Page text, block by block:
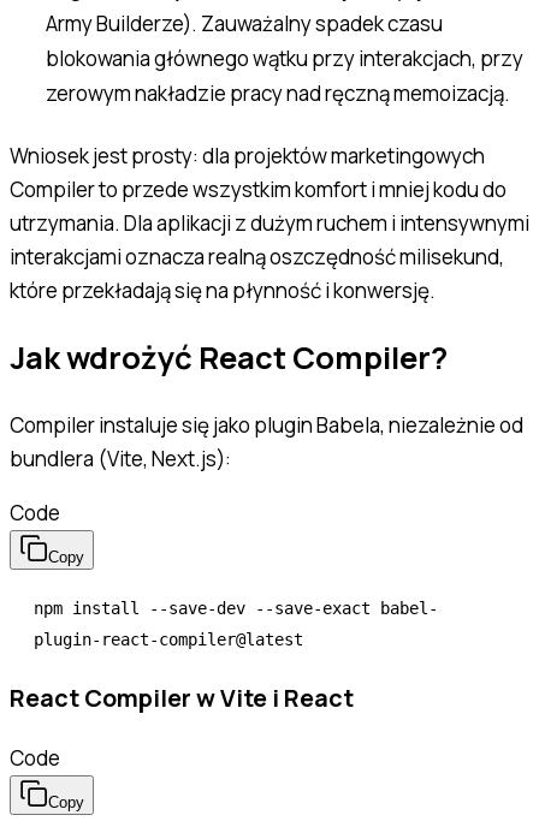
Army Builderze). Zauważalny spadek czasu
blokowania głównego wątku przy interakcjach, przy
zerowym nakładzie pracy nad ręczną memoizacją.
Wniosek jest prosty: dla projektów marketingowych
Compiler to przede wszystkim komfort i mniej kodu do
utrzymania. Dla aplikacji z dużym ruchem i intensywnymi
interakcjami oznacza realną oszczędność milisekund,
które przekładają się na płynność i konwersję.
Jak wdrożyć React Compiler?
Compiler instaluje się jako plugin Babela, niezależnie od
bundlera (Vite, Next.js):
Code
Copy
npm install --save-dev --save-exact babel-
plugin-react-compiler@latest
React Compiler w Vite i React
Code
Copy